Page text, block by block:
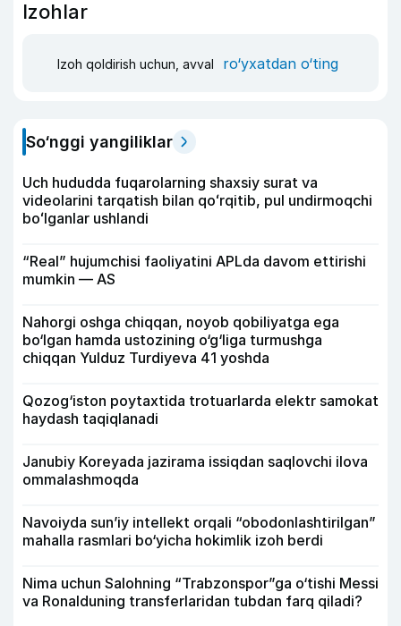
Izohlar
Izoh qoldirish uchun, avval ro‘yxatdan o‘ting
So‘nggi yangiliklar
Uch hududda fuqarolarning shaxsiy surat va
videolarini tarqatish bilan qoʻrqitib, pul undirmoqchi
boʻlganlar ushlandi
“Real” hujumchisi faoliyatini APLda davom ettirishi
mumkin — AS
Nahorgi oshga chiqqan, noyob qobiliyatga ega
bo‘lgan hamda ustozining o‘g‘liga turmushga
chiqqan Yulduz Turdiyeva 41 yoshda
Qozog‘iston poytaxtida trotuarlarda elektr samokat
haydash taqiqlanadi
Janubiy Koreyada jazirama issiqdan saqlovchi ilova
ommalashmoqda
Navoiyda sun’iy intellekt orqali “obodonlashtirilgan”
mahalla rasmlari bo‘yicha hokimlik izoh berdi
Nima uchun Salohning “Trabzonspor”ga o‘tishi Messi
va Ronalduning transferlaridan tubdan farq qiladi?